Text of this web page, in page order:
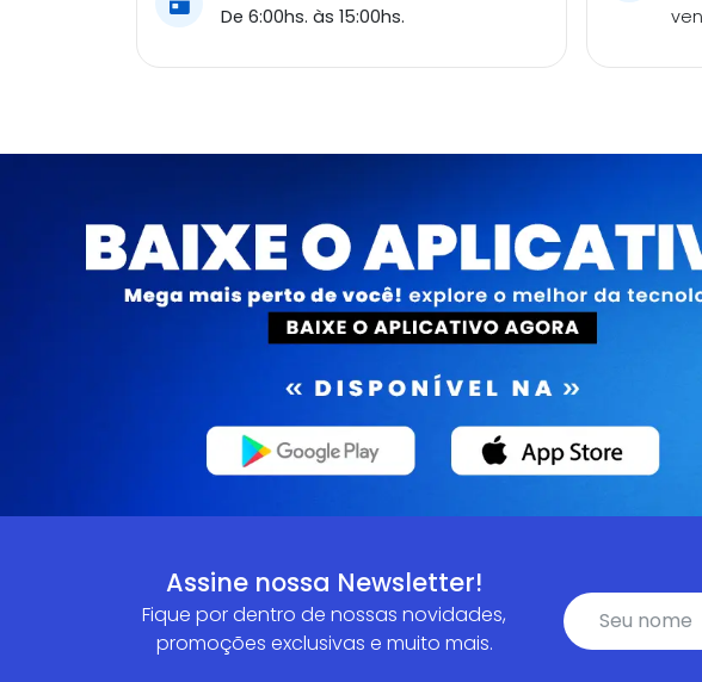
De 6:00hs. às 15:00hs.
Assine nossa Newsletter!
Fique por dentro de nossas novidades,
promoções exclusivas e muito mais.